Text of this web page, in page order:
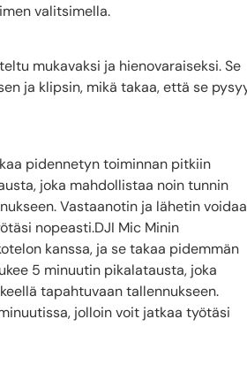
valitsimella.
mukavaksi ja hienovaraiseksi. Se
ja klipsin, mikä takaa, että se
pidennetyn toiminnan pitkiin
joka mahdollistaa noin tunnin
Vastaanotin ja lähetin
nopeasti.DJI Mic Minin
kanssa, ja se takaa pidemmän
5 minuutin pikalatausta, joka
tapahtuvaan tallennukseen.
jolloin voit jatkaa työtäsi